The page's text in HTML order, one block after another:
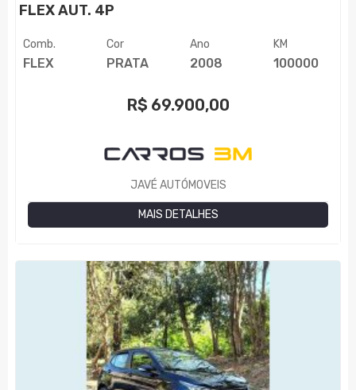
FLEX AUT. 4P
Comb.
FLEX
Cor
PRATA
Ano
2008
KM
100000
R$ 69.900,00
JAVÉ AUTÓMOVEIS
MAIS DETALHES